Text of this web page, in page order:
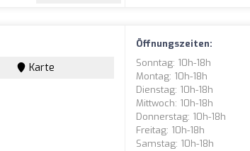
Karte
Öffnungszeiten:
Sonntag: 10h-18h
Montag: 10h-18h
Dienstag: 10h-18h
Mittwoch: 10h-18h
Donnerstag: 10h-18h
Freitag: 10h-18h
Samstag: 10h-18h